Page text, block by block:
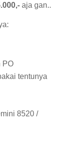
aja gan..
PO
tentunya
8520 /